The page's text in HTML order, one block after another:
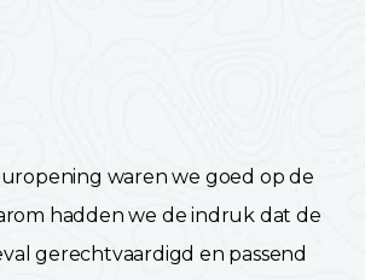
waren we goed op de
hadden we de indruk dat de
gerechtvaardigd en passend